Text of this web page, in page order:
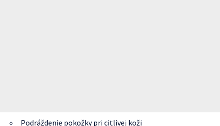
Podráždenie pokožky pri citlivej koži